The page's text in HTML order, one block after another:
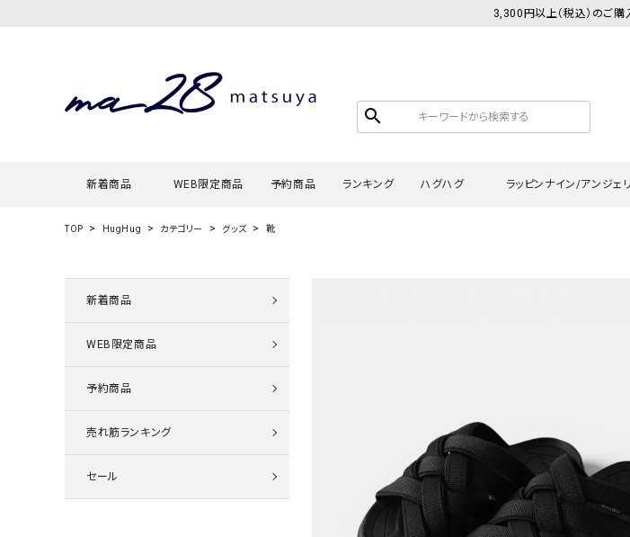
3,300円以上（税込）のご
search
新着商品 WEB限定商品 予約商品 ランキング ハグハグ
その他のパンツ
デニムパンツ
ロング・マ
その他スカ
ラッピンナイン/アンジェ
デニムパンツ
その他のパンツ
TOP HugHug カテゴリー グッズ 靴
新着商品
WEB限定商品
予約商品
売れ筋ランキング
セール